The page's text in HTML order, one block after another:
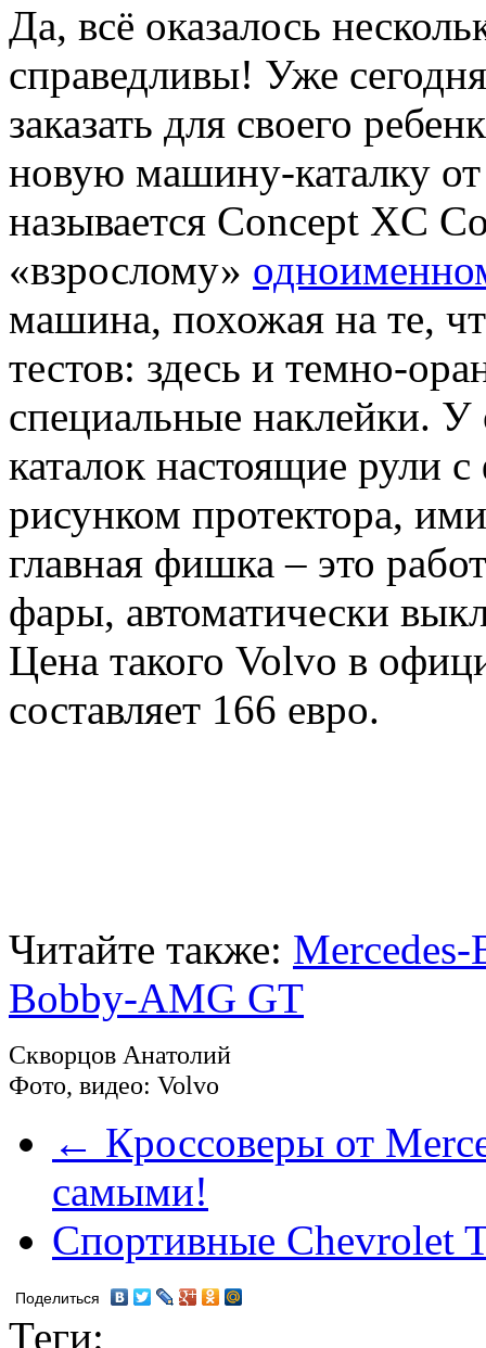
Да, всё оказалось
справедливы! Уже
заказать для своего
новую машину-каталку
называется Concept XC
«взрослому»
машина, похожая на те,
тестов: здесь и темно-
специальные наклейки.
каталок настоящие рули
рисунком протектора,
главная фишка – это
фары, автоматически
Цена такого Volvo в
составляет 166 евро.
Читайте также: Mercedes-
Bobby-AMG GT
Скворцов Анатолий
Фото, видео: Volvo
← Кроссоверы от
самыми!
Спортивные Chevrolet
Поделиться
Теги: